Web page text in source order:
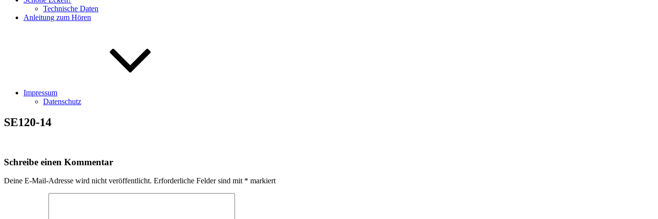
Technische Daten
Anleitung zum Hören
Impressum
Datenschutz
SE120-14
Schreibe einen Kommentar
Deine E-Mail-Adresse wird nicht veröffentlicht. Erforderliche Felder sind mit * markiert